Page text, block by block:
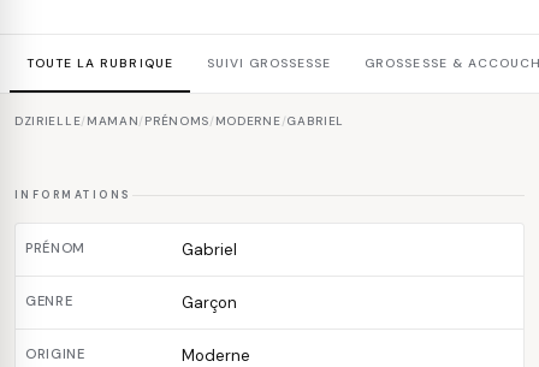
TOUTE LA RUBRIQUE SUIVI GROSSESSE GROSSESSE &
DZIRIELLE/ MAMAN/ PRÉNOMS/ MODERNE/GABRIEL
INFORMATIONS
PRÉNOM Gabriel
GENRE Garçon
ORIGINE Moderne